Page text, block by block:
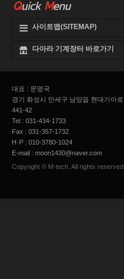
Quick Menu
사이트맵(SITEMAP)
다아라 기계장터 바로가기
대표 : 문명국
경기 화성시 만세구 남양읍 현대기아로
441-42
Tel : 031-434-1733
Fax : 031-357-1732
H·P : 010-3780-1024
E-mail : moon1430@naver.com
Copyright © M-tech. All rights reserved.